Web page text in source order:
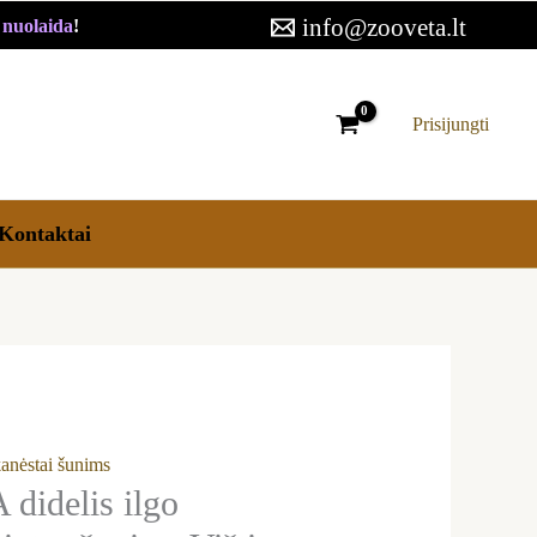
! info@zooveta.lt
Prisijungti
šunims
didelis ilgo